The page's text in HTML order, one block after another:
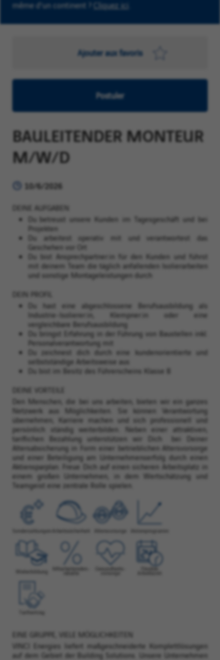
même d'un continent ? Cliquez ici
Ajouter aux favoris
Postuler
BAULEITENDER MONTEUR
M/W/D
10/6/2026
DEINE AUFGABEN
Du betreust unsere Kunden im Tagesgeschäft und bei
Projekten
Du arbeitest operativ mit und verantwortest das
Geschehen vor Ort
Du bist Ansprechpartner:in für den Kunden und führst
mit deinem Team die täglich anfallenden Isolierarbeiten
und sonstige Montageleistungen durch
DEIN PROFIL
Du hast eine abgeschlossene Berufsausbildung als
Industrie-Isolierer:in, Klempner:in oder eine
vergleichbare Berufsausbildung
Du bringst Erfahrung in der Führung von Baustellen inkl.
Personalverantwortung mit
Du zeichnest dich durch eine kundenorientierte und
selbstständige Arbeitsweise aus
Du bist im Besitz des Führerscheins Klasse B
DEINE VORTEILE
Den Menschen, die bei uns arbeiten, bieten wir ein ganzes
Netzwerk aus Möglichkeiten. Sie können Verantwortung
übernehmen, Karriere machen und sich professionell und
persönlich ständig weiterbilden. Neben einer attraktiven,
tariflichen Bezahlung unterstützen wir Dich bei Deiner
Altersabsicherung in Form einer betrieblichen Altersvorsorge
und einer Beteiligung am Unternehmenserfolg durch einen
Aktiensparplan. Freue Dich auf einen sicheren Arbeitsplatz in
einem großen Unternehmen, in dem Wertschätzung und
Teamgeist eine zentrale Rolle spielen.
EINE GRUPPE, VIELE MÖGLICHKEITEN
VINCI Energies liefert maßgeschneiderte Komplettlösungen
auf dem Gebiet der Building Solutions. Unsere Unternehmen